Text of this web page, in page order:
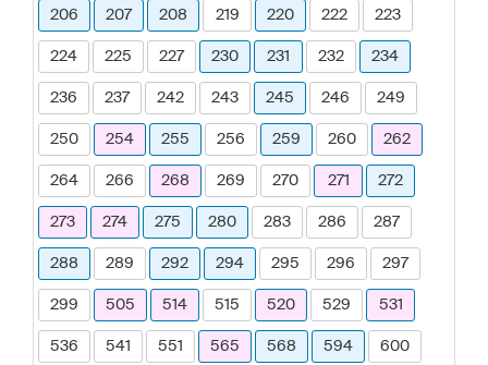
206 207 208 219 220 222 223
224 225 227 230 231 232 234
236 237 242 243 245 246 249
250 254 255 256 259 260 262
264 266 268 269 270 271 272
273 274 275 280 283 286 287
288 289 292 294 295 296 297
299 505 514 515 520 529 531
536 541 551 565 568 594 600